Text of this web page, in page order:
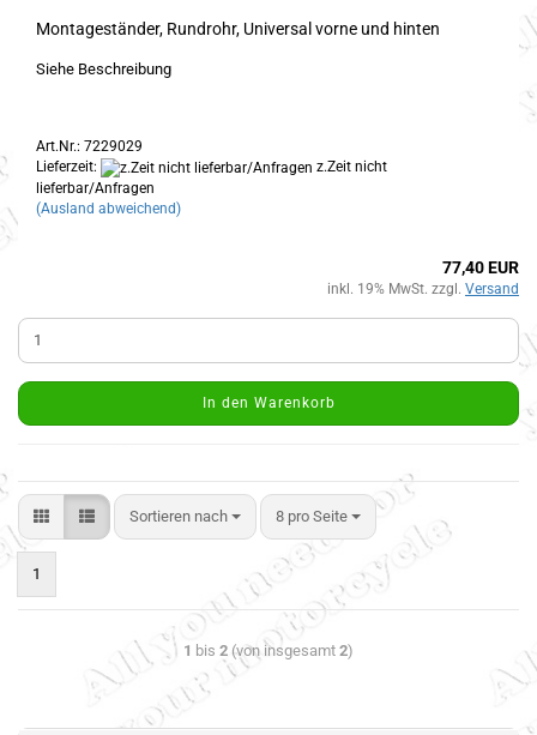
Montageständer, Rundrohr, Universal vorne und hinten
Siehe Beschreibung
Art.Nr.: 7229029
Lieferzeit:
z.Zeit nicht
lieferbar/Anfragen
(Ausland abweichend)
77,40 EUR
inkl. 19% MwSt. zzgl. Versand
In den Warenkorb
Sortieren nach 8 pro Seite
1
1 bis 2 (von insgesamt 2)